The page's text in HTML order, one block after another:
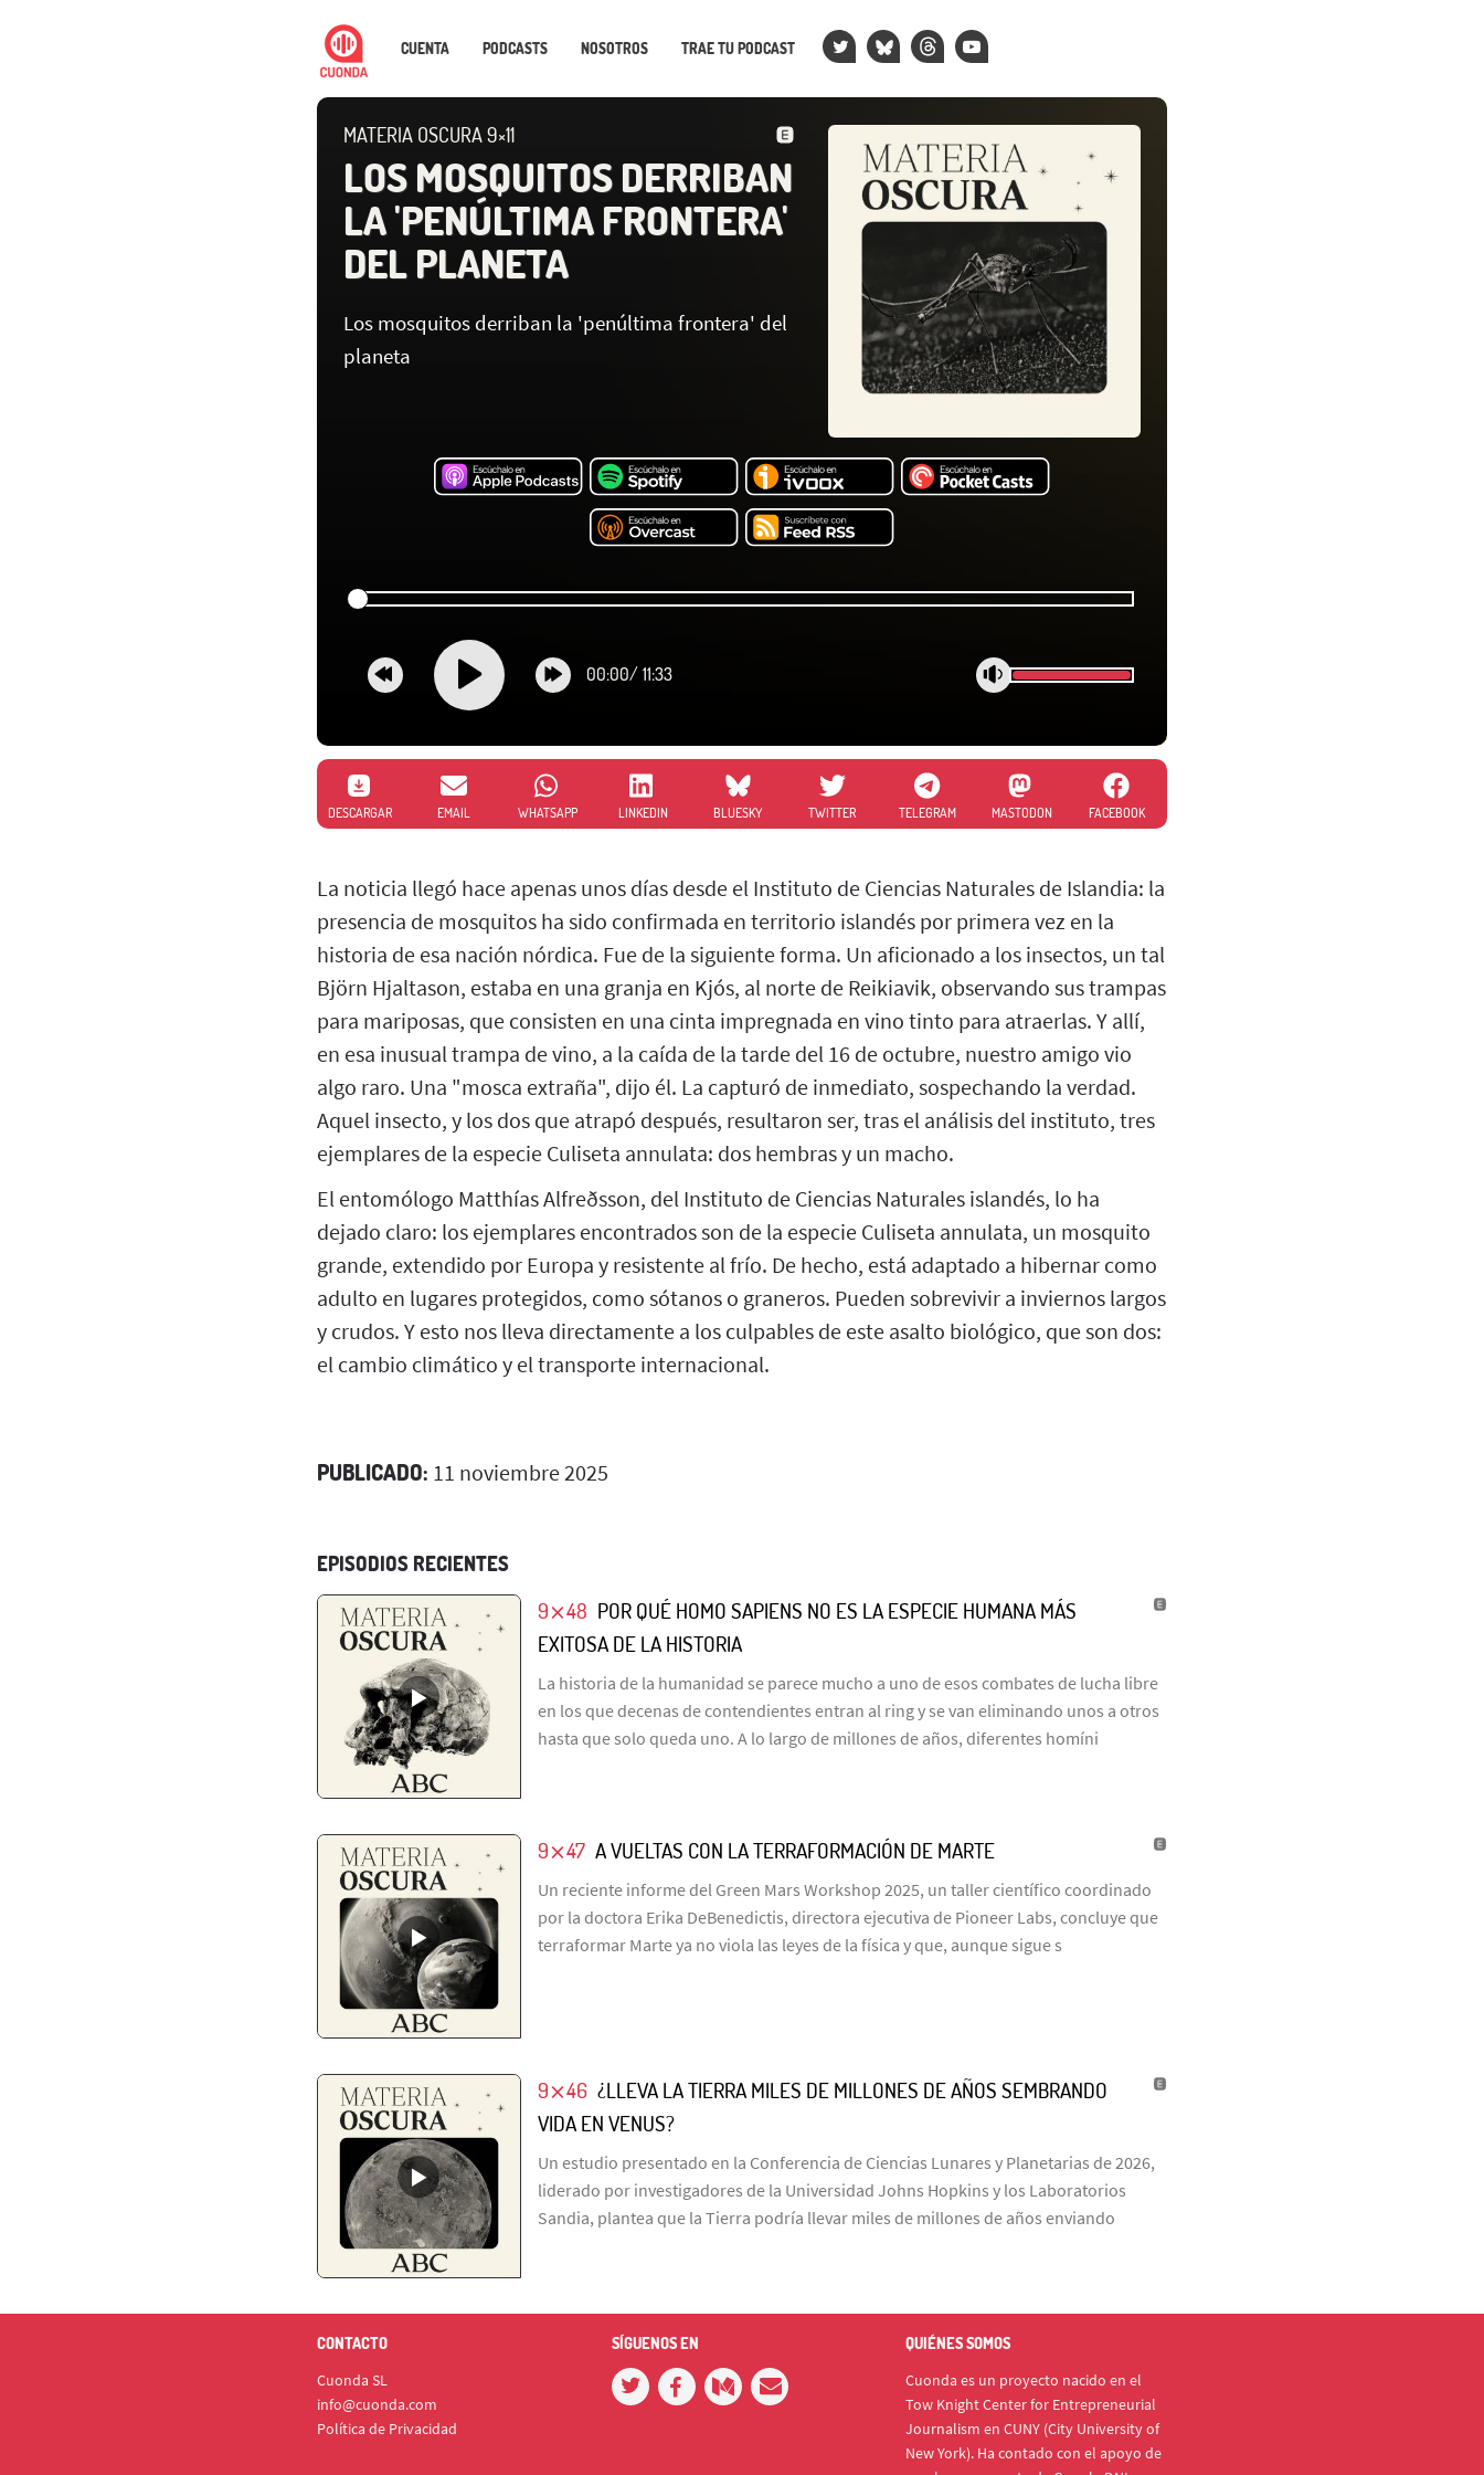
CUENTA PODCASTS NOSOTROS TRAE TU PODCAST
MATERIA OSCURA 9×11
LOS MOSQUITOS DERRIBAN
LA 'PENÚLTIMA FRONTERA'
DEL PLANETA
Los mosquitos derriban la 'penúltima frontera' del
planeta
00:00/ 11:33
DESCARGAR EMAIL WHATSAPP LINKEDIN BLUESKY TWITTER TELEGRAM MASTODON FACEBOOK
La noticia llegó hace apenas unos días desde el Instituto de Ciencias Naturales de Islandia: la
presencia de mosquitos ha sido confirmada en territorio islandés por primera vez en la
historia de esa nación nórdica. Fue de la siguiente forma. Un aficionado a los insectos, un tal
Björn Hjaltason, estaba en una granja en Kjós, al norte de Reikiavik, observando sus trampas
para mariposas, que consisten en una cinta impregnada en vino tinto para atraerlas. Y allí,
en esa inusual trampa de vino, a la caída de la tarde del 16 de octubre, nuestro amigo vio
algo raro. Una "mosca extraña", dijo él. La capturó de inmediato, sospechando la verdad.
Aquel insecto, y los dos que atrapó después, resultaron ser, tras el análisis del instituto, tres
ejemplares de la especie Culiseta annulata: dos hembras y un macho.
El entomólogo Matthías Alfreðsson, del Instituto de Ciencias Naturales islandés, lo ha
dejado claro: los ejemplares encontrados son de la especie Culiseta annulata, un mosquito
grande, extendido por Europa y resistente al frío. De hecho, está adaptado a hibernar como
adulto en lugares protegidos, como sótanos o graneros. Pueden sobrevivir a inviernos largos
y crudos. Y esto nos lleva directamente a los culpables de este asalto biológico, que son dos:
el cambio climático y el transporte internacional.
PUBLICADO: 11 noviembre 2025
EPISODIOS RECIENTES
9⨯48 POR QUÉ HOMO SAPIENS NO ES LA ESPECIE HUMANA MÁS
EXITOSA DE LA HISTORIA
La historia de la humanidad se parece mucho a uno de esos combates de lucha libre
en los que decenas de contendientes entran al ring y se van eliminando unos a otros
hasta que solo queda uno. A lo largo de millones de años, diferentes homíni
9⨯47 A VUELTAS CON LA TERRAFORMACIÓN DE MARTE
Un reciente informe del Green Mars Workshop 2025, un taller científico coordinado
por la doctora Erika DeBenedictis, directora ejecutiva de Pioneer Labs, concluye que
terraformar Marte ya no viola las leyes de la física y que, aunque sigue s
9⨯46 ¿LLEVA LA TIERRA MILES DE MILLONES DE AÑOS SEMBRANDO
VIDA EN VENUS?
Un estudio presentado en la Conferencia de Ciencias Lunares y Planetarias de 2026,
liderado por investigadores de la Universidad Johns Hopkins y los Laboratorios
Sandia, plantea que la Tierra podría llevar miles de millones de años enviando
CONTACTO
Cuonda SL
info@cuonda.com
Política de Privacidad
SÍGUENOS EN QUIÉNES SOMOS
Cuonda es un proyecto nacido en el
Tow Knight Center for Entrepreneurial
Journalism en CUNY (City University of
New York). Ha contado con el apoyo de